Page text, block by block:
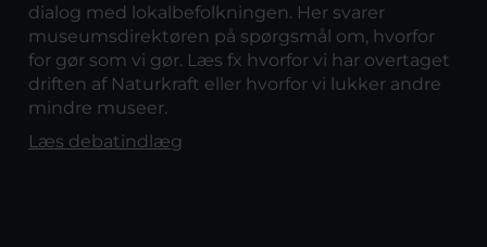
dialog med lokalbefolkningen. Her svarer
museumsdirektøren på spørgsmål om, hvorfor
for gør som vi gør. Læs fx hvorfor vi har overtaget
driften af Naturkraft eller hvorfor vi lukker andre
mindre museer.
Læs debatindlæg